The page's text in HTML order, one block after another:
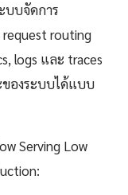
บบจัดการ
routing
logs และ traces
องระบบได้แบบ
Serving Low